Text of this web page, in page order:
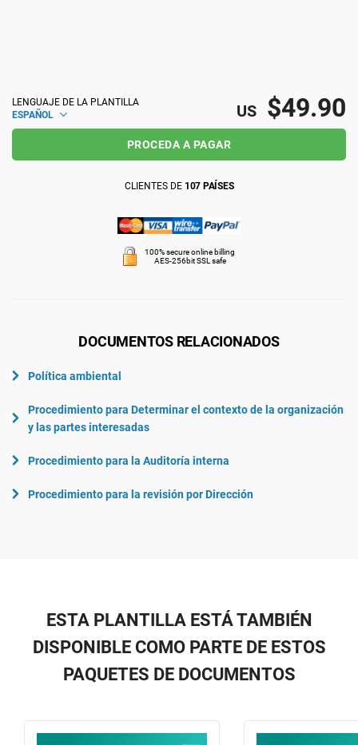
LENGUAJE DE LA PLANTILLA
ESPAÑOL
US $49.90
PROCEDA A PAGAR
CLIENTES DE 107 PAÍSES
100% secure online billing
AES-256bit SSL safe
DOCUMENTOS RELACIONADOS
Política ambiental
Procedimiento para Determinar el contexto de la organización
y las partes interesadas
Procedimiento para la Auditoría interna
Procedimiento para la revisión por Dirección
ESTA PLANTILLA ESTÁ TAMBIÉN
DISPONIBLE COMO PARTE DE ESTOS
PAQUETES DE DOCUMENTOS